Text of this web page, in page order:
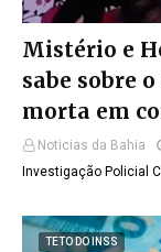
Mistério e
sabe sobre
morta em
Noticias da Bahia
Investigação Policial
TETO DO INSS